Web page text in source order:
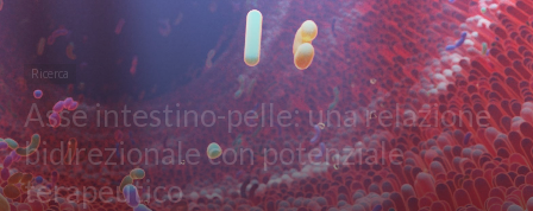
Ricerca
Asse intestino-pelle: una relazione
bidirezionale con potenziale
terapeutico